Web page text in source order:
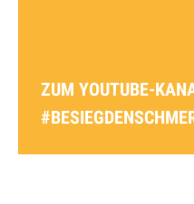
ZUM YOUTUBE-